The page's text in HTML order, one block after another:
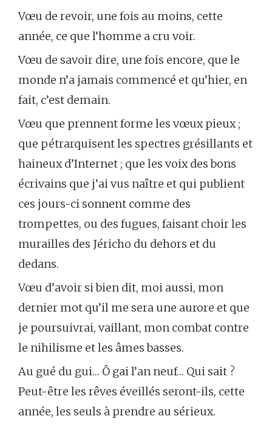
Vœu de revoir, une fois au moins, cette
année, ce que l’homme a cru voir.
Vœu de savoir dire, une fois encore, que le
monde n’a jamais commencé et qu’hier, en
fait, c’est demain.
Vœu que prennent forme les vœux pieux ;
que pétrarquisent les spectres grésillants et
haineux d’Internet ; que les voix des bons
écrivains que j’ai vus naître et qui publient
ces jours-ci sonnent comme des
trompettes, ou des fugues, faisant choir les
murailles des Jéricho du dehors et du
dedans.
Vœu d’avoir si bien dit, moi aussi, mon
dernier mot qu’il me sera une aurore et que
je poursuivrai, vaillant, mon combat contre
le nihilisme et les âmes basses.
Au gué du gui… Ô gai l’an neuf… Qui sait ?
Peut-être les rêves éveillés seront-ils, cette
année, les seuls à prendre au sérieux.